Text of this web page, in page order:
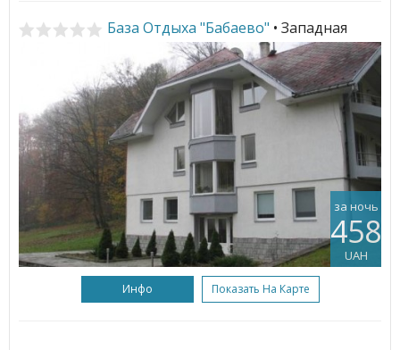
База Отдыха "Бабаево" • Западная
за ночь
458
UAH
Инфо Показать На Карте